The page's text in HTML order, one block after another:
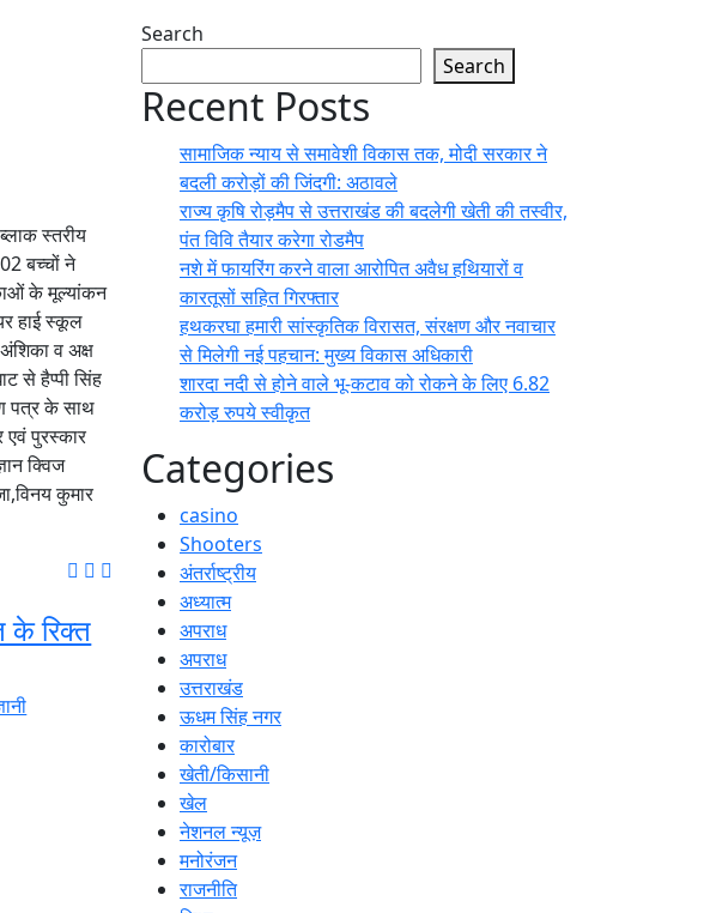
स्तरीय
बच्चों ने
के मूल्यांकन
हाई स्कूल
व अक्ष
से हैप्पी सिंह
पत्र के साथ
एवं पुरस्कार
क्विज
कुमार
के रिक्त
Search
Search
Recent Posts
सामाजिक न्याय से समावेशी विकास तक, मोदी सरकार ने
बदली करोड़ों की जिंदगी: अठावले
राज्य कृषि रोड़मैप से उत्तराखंड की बदलेगी खेती की तस्वीर,
पंत विवि तैयार करेगा रोडमैप
नशे में फायरिंग करने वाला आरोपित अवैध हथियारों व
कारतूसों सहित गिरफ्तार
हथकरघा हमारी सांस्कृतिक विरासत, संरक्षण और नवाचार
से मिलेगी नई पहचान: मुख्य विकास अधिकारी
शारदा नदी से होने वाले भू-कटाव को रोकने के लिए 6.82
करोड़ रुपये स्वीकृत
Categories
casino
Shooters
अंतर्राष्ट्रीय
अध्यात्म
अपराध
अपराध
उत्तराखंड
ऊधम सिंह नगर
कारोबार
खेती/किसानी
खेल
नेशनल न्यूज़
मनोरंजन
राजनीति